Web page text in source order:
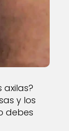
axilas?
y los
debes